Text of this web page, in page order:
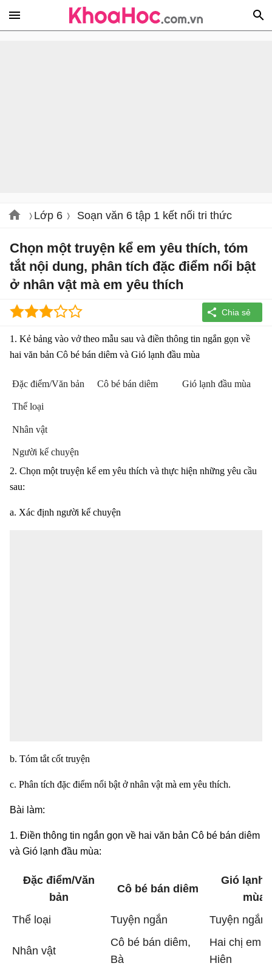
Lớp 6 Soạn văn 6 tập 1 kết nối tri thức
Chọn một truyện kể em yêu thích, tóm
tắt nội dung, phân tích đặc điểm nổi bật
ở nhân vật mà em yêu thích
1. Kẻ bảng vào vở theo mẫu sau và điền thông tin ngắn gọn về
hai văn bản Cô bé bán diêm và Gió lạnh đầu mùa
Đặc điểm/Văn bản Cô bé bán diêm Gió lạnh đầu mùa
Thể loại
Nhân vật
Người kể chuyện
2. Chọn một truyện kể em yêu thích và thực hiện những yêu cầu
sau:
a. Xác định người kể chuyện
b. Tóm tắt cốt truyện
c. Phân tích đặc điểm nổi bật ở nhân vật mà em yêu thích.
Bài làm:
1. Điền thông tin ngắn gọn về hai văn bản Cô bé bán diêm
và Gió lạnh đầu mùa:
Đặc điểm/Văn
bản
Cô bé bán diêm
Gió lạnh
mùa
Thể loại
Tuyện ngắn Tuyện ngắn
Nhân vật
Cô bé bán diêm,
Bà
Hai chị em
Hiên